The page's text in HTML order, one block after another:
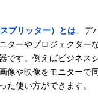
プリッター）とは 、
ターやプロジェクター
です。例えばビジネス
像や映像をモニターで
た使い方ができます。